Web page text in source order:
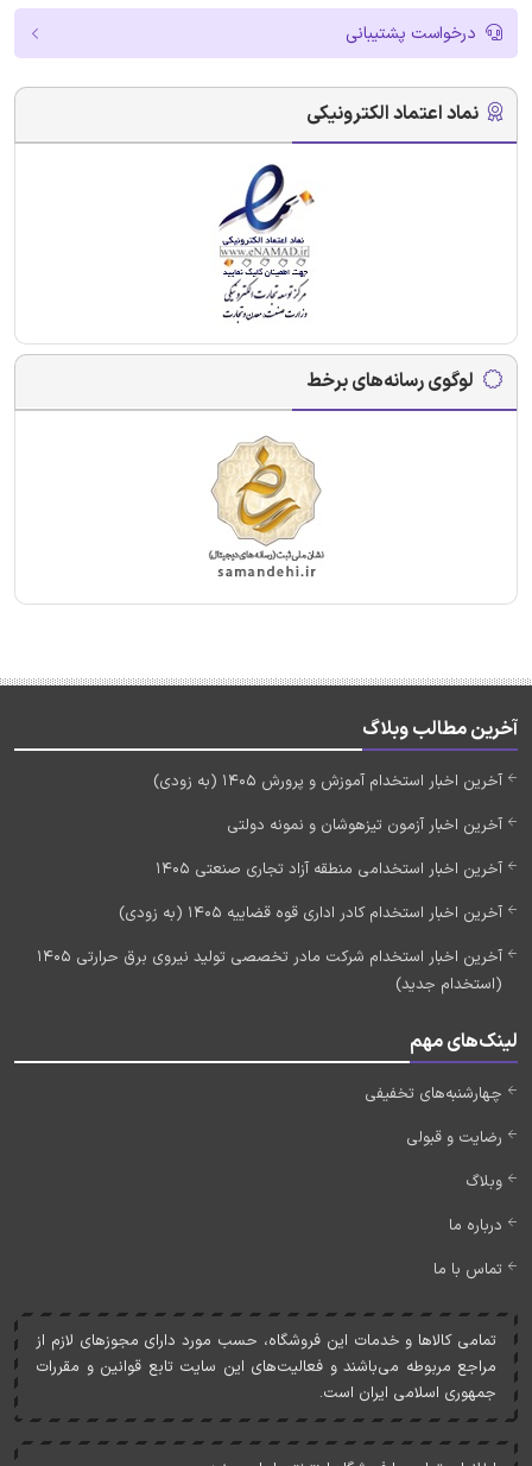
درخواست پشتیبانی
نماد اعتماد الکترونیکی
لوگوی رسانه‌های برخط
آخرین مطالب وبلاگ
آخرین اخبار استخدام آموزش و پرورش 1405 (به زودی)
آخرین اخبار آزمون تیزهوشان و نمونه دولتی
آخرین اخبار استخدامی منطقه آزاد تجاری صنعتی 1405
آخرین اخبار استخدام کادر اداری قوه قضاییه 1405 (به زودی)
آخرین اخبار استخدام شرکت مادر تخصصی تولید نیروی برق حرارتی 1405
(استخدام جدید)
لینک‌های مهم
چهارشنبه‌های تخفیفی
رضایت و قبولی
وبلاگ
درباره ما
تماس با ما
تمامی کالاها و خدمات اين فروشگاه، حسب مورد دارای مجوزهای لازم از
مراجع مربوطه می‌باشند و فعاليت‌های اين سايت تابع قوانين و مقررات
جمهوری اسلامی ايران است.